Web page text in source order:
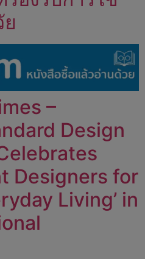
–
Design
Designers for
Living’ in